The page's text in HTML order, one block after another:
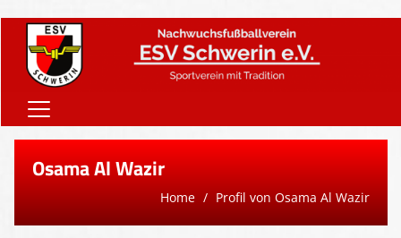
Home
Vereinsnews
Osama Al Wazir
Home Profil von Osama Al Wazir